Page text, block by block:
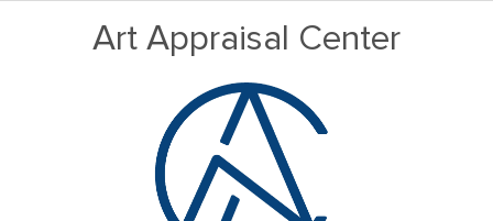
Art Appraisal Center